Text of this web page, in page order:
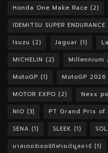
Honda One Make Race (2)
IDEMITSU SUPER
Isuzu (2) Jaguar (1)
MICHELIN (2) Millennium
MotoGP (1) MotoGP 2026
MOTOR EXPO (2) Nexx
NIO (3) PT Grand Prix of
SENA (1) SLEEK (1)
มาสเตอร์เซอร์ทิฟายด์ยูสคาร์ (1)